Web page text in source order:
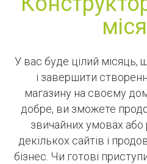
У вас буде цілий місяць,
і завершити
магазину на своєму
добре, ви зможете
звичайних умовах
декількох сайтів і
бізнес. Чи готові